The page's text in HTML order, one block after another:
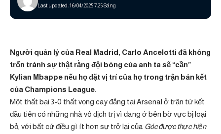
Last updated: 16/04/2025 7:25 Sáng
Người quản lý của Real Madrid, Carlo Ancelotti đã không
trốn tránh sự thật rằng đội bóng của anh ta sẽ “cần”
Kylian Mbappe nếu họ đặt vị trí của họ trong trận bán kết
của Champions League.
Một thất bại 3-0 thất vọng cay đắng tại Arsenal ở trận tứ kết
đầu tiên có những nhà vô địch trị vì đang ở bên bờ vực bị loại
bỏ, với bất cứ điều gì ít hơn sự trở lại của Góc được thực hiện